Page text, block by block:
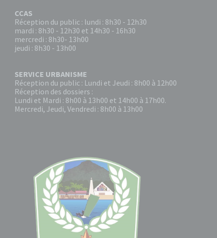
CCAS
Réception du public : lundi : 8h30 - 12h30
mardi : 8h30 - 12h30 et 14h30 - 16h30
mercredi : 8h30- 13h00
jeudi : 8h30 - 13h00
SERVICE URBANISME
Réception du public : Lundi et Jeudi : 8h00 à 12h00
Réception des dossiers :
Lundi et Mardi : 8h00 à 13h00 et 14h00 à 17h00.
Mercredi, Jeudi, Vendredi : 8h00 à 13h00